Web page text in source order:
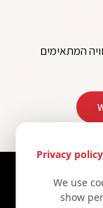
המתאימים
Privacy policy
We use
show